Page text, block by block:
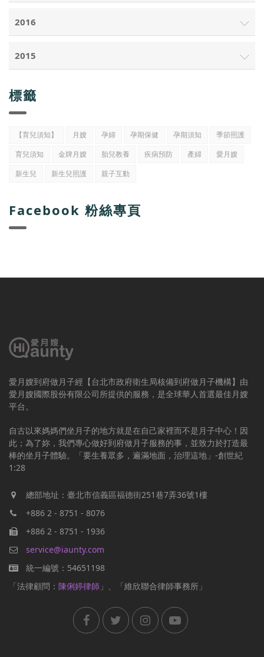
2016
2015
標籤
【育兒須知】 月嫂 孕婦 孕期保健 孕期須知
季節照護
育兒須知
金牌月嫂 胎兒教養 疾病預防 產婦
愛月嫂
新生兒
新生兒照護 親子互動
Facebook 粉絲專頁
愛月嫂到府做月子經【台北市政府衛生局核備到府做月子機構】由
愛月嫂國際股份有限公司所提供的服務，是全球華人首選最佳月嫂
平台。
自古以來媽媽們坐月子的地方就是在自己家裡而不是月子中心！因
此；為了妳，我們專心做好到府做月子服務的事，並致力於打造最
棒的坐月子體驗。「要生養眾多，遍滿地面，治理這地」-創世紀
1:28
總部地址：臺北市信義區福德街251巷7弄36號1樓
+886 2 - 8751 - 8076
+886 2 - 8751 - 1936
service@iaunty.com
統一編號：54651198
「法律顧問： 陳俐婷律師 」、「維欣聯合律師事務所」